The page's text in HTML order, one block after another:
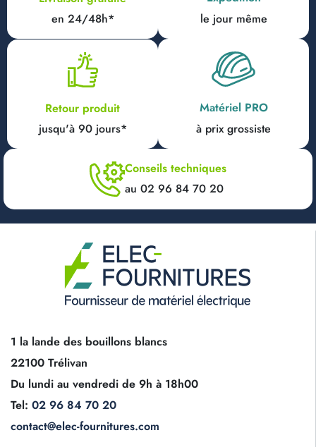
en 24/48h*
le jour même
Retour produit
jusqu'à 90 jours*
Matériel PRO
à prix grossiste
Conseils techniques
au 02 96 84 70 20
1 la lande des bouillons blancs
22100 Trélivan
Du lundi au vendredi de 9h à 18h00
Tel: 02 96 84 70 20
contact@elec-fournitures.com